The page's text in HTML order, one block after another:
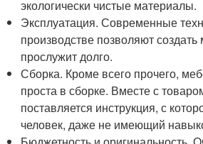
экологически чистые материалы.
Эксплуатация. Современные
производстве позволяют создать
прослужит долго.
Сборка. Кроме всего прочего,
проста в сборке. Вместе с
поставляется инструкция, с
человек, даже не имеющий